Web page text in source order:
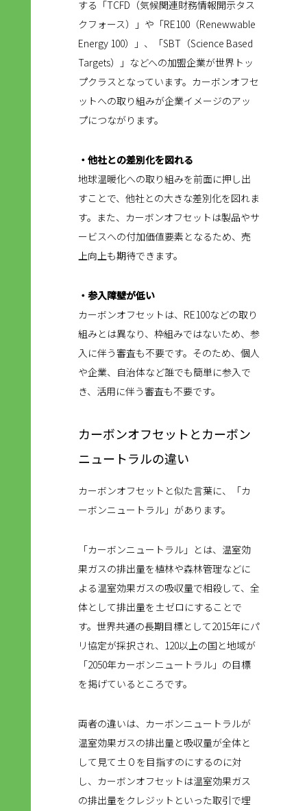
する「TCFD（気候関連財務情報開示タス
クフォース）」や「RE100（Renewwable
Energy 100）」、「SBT（Science Based
Targets）」などへの加盟企業が世界トッ
プクラスとなっています。カーボンオフセ
ットへの取り組みが企業イメージのアッ
プにつながります。
・他社との差別化を図れる
地球温暖化への取り組みを前面に押し出
すことで、他社との大きな差別化を図れま
す。また、カーボンオフセットは製品やサ
ービスへの付加価値要素となるため、売
上向上も期待できます。
・参入障壁が低い
カーボンオフセットは、RE100などの取り
組みとは異なり、枠組みではないため、参
入に伴う審査も不要です。そのため、個人
や企業、自治体など誰でも簡単に参入で
き、活用に伴う審査も不要です。
カーボンオフセットとカーボン
ニュートラルの違い
カーボンオフセットと似た言葉に、「カ
ーボンニュートラル」があります。
「カーボンニュートラル」とは、温室効
果ガスの排出量を植林や森林管理などに
よる温室効果ガスの吸収量で相殺して、全
体として排出量を±ゼロにすることで
す。世界共通の長期目標として2015年にパ
リ協定が採択され、120以上の国と地域が
「2050年カーボンニュートラル」の目標
を掲げているところです。
両者の違いは、カーボンニュートラルが
温室効果ガスの排出量と吸収量が全体と
して見て±０を目指すのにするのに対
し、カーボンオフセットは温室効果ガス
の排出量をクレジットといった取引で埋